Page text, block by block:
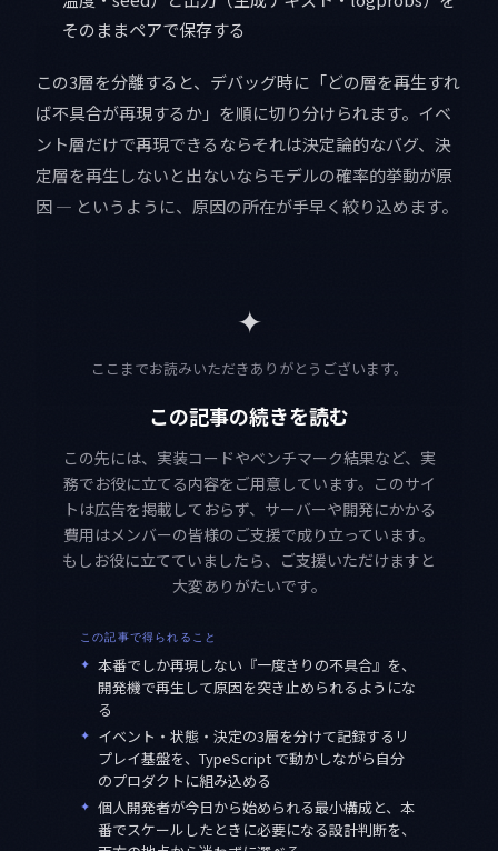
そのままペアで保存する
この3層を分離すると、デバッグ時に「どの層を再生すれ
ば不具合が再現するか」を順に切り分けられます。イベ
ント層だけで再現できるならそれは決定論的なバグ、決
定層を再生しないと出ないならモデルの確率的挙動が原
因 — というように、原因の所在が手早く絞り込めます。
✦
ここまでお読みいただきありがとうございます。
この記事の続きを読む
この先には、実装コードやベンチマーク結果など、実
務でお役に立てる内容をご用意しています。このサイ
トは広告を掲載しておらず、サーバーや開発にかかる
費用はメンバーの皆様のご支援で成り立っています。
もしお役に立てていましたら、ご支援いただけますと
大変ありがたいです。
この記事で得られること
✦ 本番でしか再現しない『一度きりの不具合』を、
開発機で再生して原因を突き止められるようにな
る
✦ イベント・状態・決定の3層を分けて記録するリ
プレイ基盤を、TypeScript で動かしながら自分
のプロダクトに組み込める
✦ 個人開発者が今日から始められる最小構成と、本
番でスケールしたときに必要になる設計判断を、